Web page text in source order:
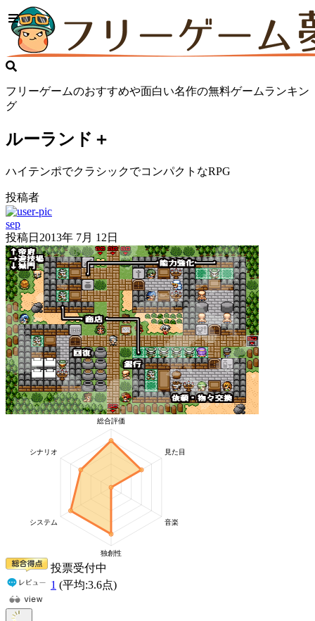
フリーゲームのおすすめや面白い名作の無料ゲームランキン
グ
ルーランド＋
ハイテンポでクラシックでコンパクトなRPG
投稿者
sep
投稿日 2013年 7月 12日
投票受付中
1 (平均:3.6点)